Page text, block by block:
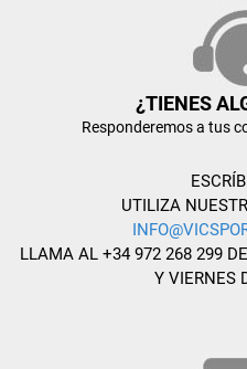
¿TIENES
Responderemos a tus
UTILIZA
LLAMA AL +34 972 268 299
Y VIERNES